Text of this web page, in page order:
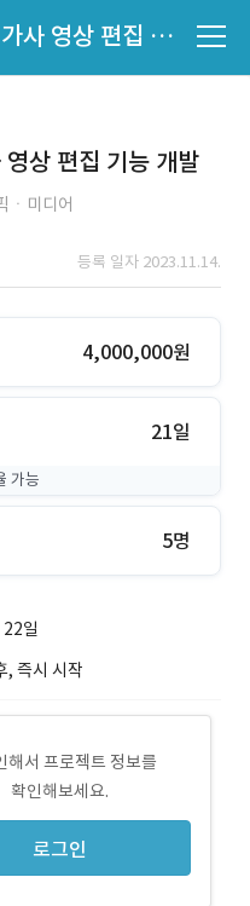
K팝 플러터 앱 내 노래 가사 영상 편집 기능 개발
상 편집 기능 개발
ㆍ미디어
등록 일자 2023.11.14.
4,000,000원
21일
가능
5명
일
, 즉시 시작
해서 프로젝트 정보를
확인해보세요.
로그인